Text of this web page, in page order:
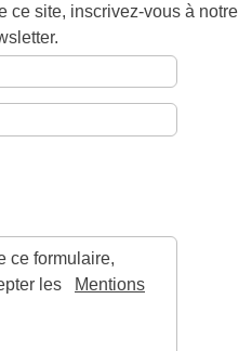
ce site, inscrivez-vous à notre
ce formulaire,
les
Mentions